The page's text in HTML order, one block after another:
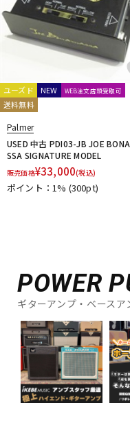
ユーズド NEW WEB注文店頭受取可
送料無料
Palmer
USED 中古 PDI03-JB JOE
SSA SIGNATURE MODEL
販売価格¥33,000(税込)
ポイント：1% (300pt)
POWER
ギターアンプ・ベース